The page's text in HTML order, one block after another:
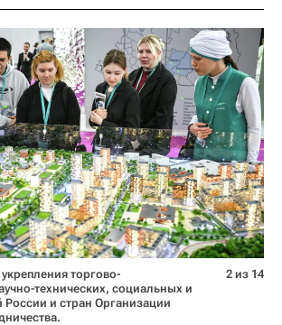
торгово-
технических, социальных и
России и стран Организации
2 из 14